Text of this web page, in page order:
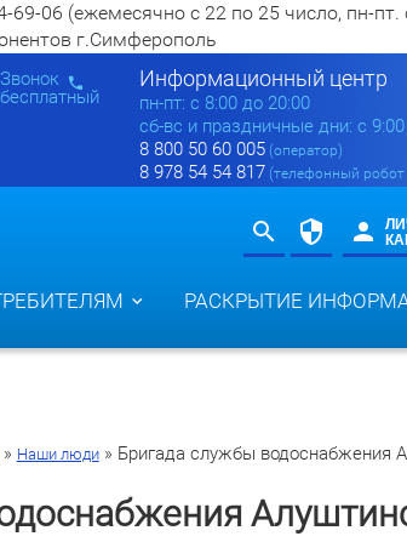
06 (ежемесячно с 22 по 25 число, пн-пт.
г.Симферополь
Информационный центр
пн-пт: c 8:00 до 20:00
сб-вс и праздничные дни: с
8 800 50 60 005 (оператор)
8 978 54 54 817 (телефонный робот
Звонок
бесплатный
РАСКРЫТИЕ
Наши люди» Бригада службы водоснабжения